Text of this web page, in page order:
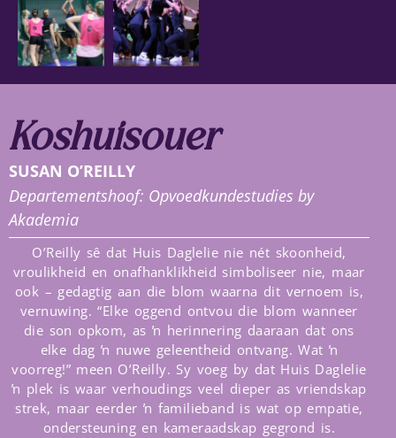
Koshuisouer
SUSAN O’REILLY
Departementshoof: Opvoedkundestudies by
Akademia
O’Reilly sê dat Huis Daglelie nie nét skoonheid,
vroulikheid en onafhanklikheid simboliseer nie, maar
ook – gedagtig aan die blom waarna dit vernoem is,
vernuwing. “Elke oggend ontvou die blom wanneer
die son opkom, as ŉ herinnering daaraan dat ons
elke dag ŉ nuwe geleentheid ontvang. Wat ŉ
voorreg!” meen O’Reilly. Sy voeg by dat Huis Daglelie
ŉ plek is waar verhoudings veel dieper as vriendskap
strek, maar eerder ŉ familieband is wat op empatie,
ondersteuning en kameraadskap gegrond is.